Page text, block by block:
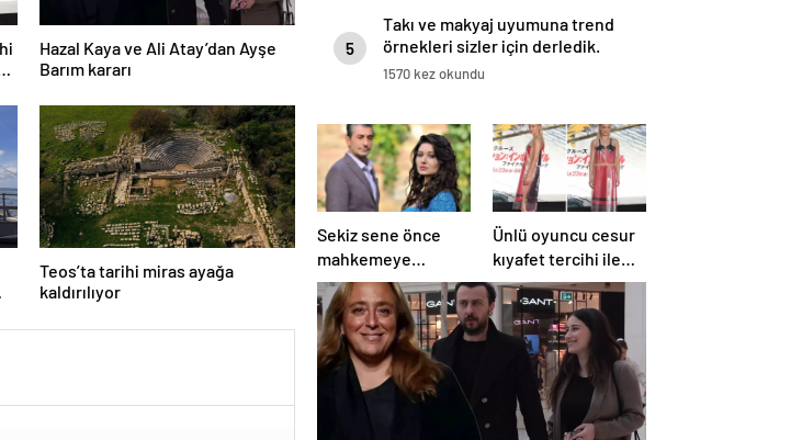
Hazal Kaya ve Ali Atay’dan Ayşe
Barım kararı
Teos’ta tarihi miras ayağa
kaldırılıyor
5
Takı ve makyaj uyumuna trend
örnekleri sizler için derledik.
1570 kez okundu
Sekiz sene önce
mahkemeye
başvuran Nurgül
Yeşilçay’a
sevindiren haber
Ünlü oyuncu cesur
kıyafet tercihi ile
”Görevimiz Tehlike”
galasına damga
vurdu